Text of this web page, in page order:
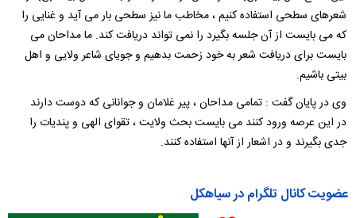
شعرهای سطحی استفاده کنیم ، مخاطب ما نیز سطحی بار می آید و غنایی را
که می بایست از آن جلسه بگیرد را نمی تواند دریافت کند. ما مداحان می
بایست برای دریافت شعر به خود زحمت بدهیم و جویای شاعر ولایی و اهل
بیتی باشیم.
وی در پایان گفت : تمامی مداحان ، پیر غلامان و جوانانی که دوست دارند
در این عرصه ورود کنند می بایست بحث ولایت ، تقوای الهی و پندیات را
جدی بگیرند و در اشعار از آنها استفاده کنند.
عضویت کانال تلگرام در سیاهکل